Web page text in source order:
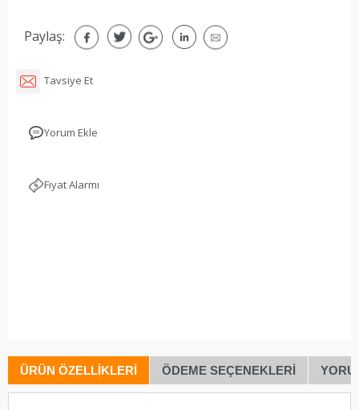
Paylaş:
Tavsiye Et
Yorum Ekle
Fiyat Alarmı
ÜRÜN ÖZELLIKLERI ÖDEME SEÇENEKLERI